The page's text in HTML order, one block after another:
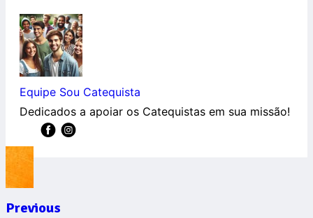
Equipe Sou Catequista
Dedicados a apoiar os Catequistas em sua missão!
Previous